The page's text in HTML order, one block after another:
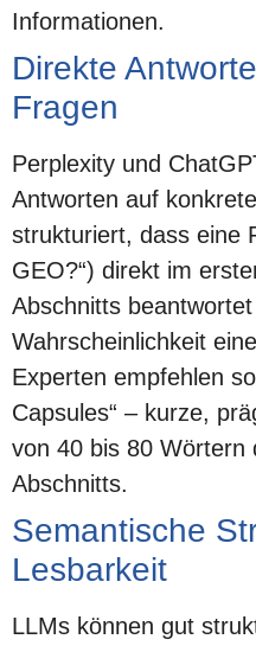
Informationen.
Direkte
Fragen
Perplexity und
Antworten auf
strukturiert, dass eine
GEO?“) direkt im
Abschnitts
Wahrscheinlichkeit
Experten empfehlen
Capsules“ – kurze,
von 40 bis 80 Wörtern
Abschnitts.
Semantische
Lesbarkeit
LLMs können gut